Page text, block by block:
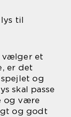
til
vælger et
er det
og
skal passe
og være
og godt